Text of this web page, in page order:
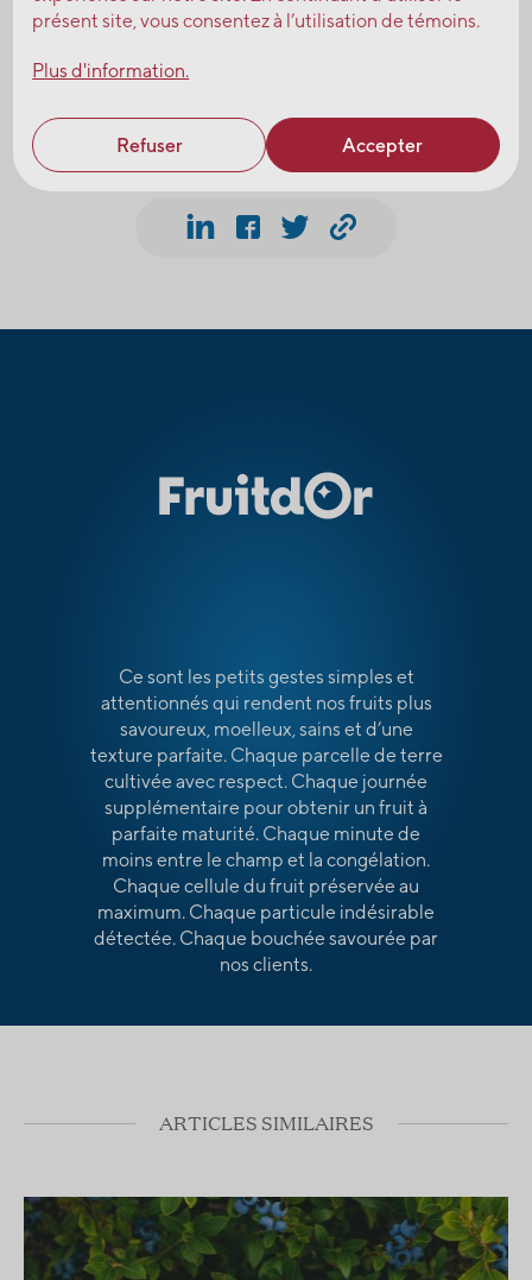
#Bleuets sauvages
Ce sont les petits gestes simples et
attentionnés qui rendent nos fruits plus
savoureux, moelleux, sains et d’une
texture parfaite. Chaque parcelle de terre
cultivée avec respect. Chaque journée
supplémentaire pour obtenir un fruit à
parfaite maturité. Chaque minute de
moins entre le champ et la congélation.
Chaque cellule du fruit préservée au
maximum. Chaque particule indésirable
détectée. Chaque bouchée savourée par
nos clients.
ARTICLES SIMILAIRES
présent site, vous consentez à l’utilisation de témoins.
Plus d'information.
Refuser Accepter